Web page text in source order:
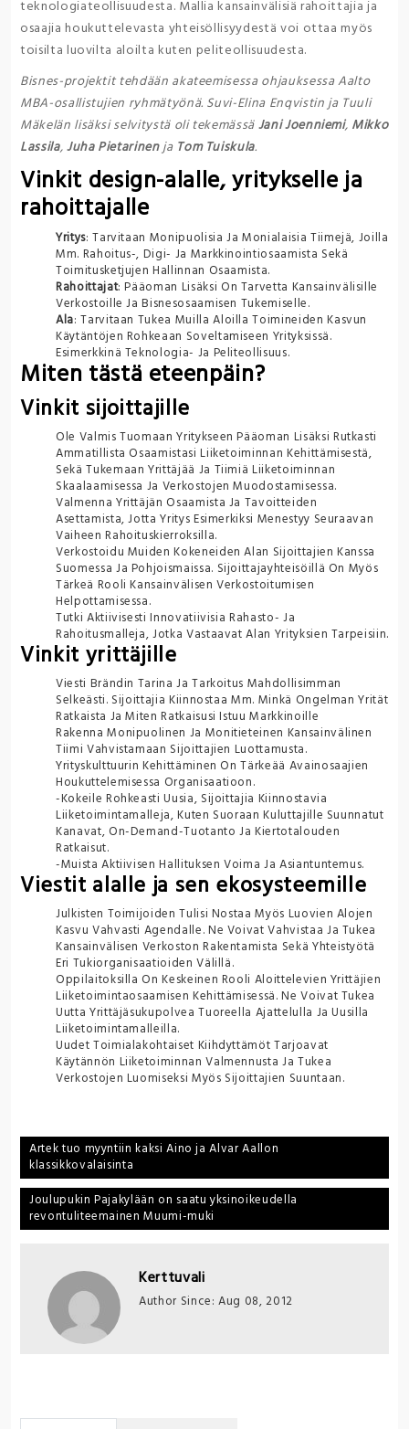
teknologiateollisuudesta. Mallia kansainvälisiä rahoittajia ja
osaajia houkuttelevasta yhteisöllisyydestä voi ottaa myös
toisilta luovilta aloilta kuten peliteollisuudesta.
Bisnes-projektit tehdään akateemisessa ohjauksessa Aalto
MBA-osallistujien ryhmätyönä. Suvi-Elina Enqvistin ja Tuuli
Mäkelän lisäksi selvitystä oli tekemässäJani Joenniemi, Mikko
Lassila,Juha Pietarinenja Tom Tuiskula.
Vinkit design-alalle, yritykselle ja
rahoittajalle
Yritys: Tarvitaan Monipuolisia Ja Monialaisia Tiimejä, Joilla
Mm. Rahoitus-, Digi- Ja Markkinointiosaamista Sekä
Toimitusketjujen Hallinnan Osaamista.
Rahoittajat: Pääoman Lisäksi On Tarvetta Kansainvälisille
Verkostoille Ja Bisnesosaamisen Tukemiselle.
Ala: Tarvitaan Tukea Muilla Aloilla Toimineiden Kasvun
Käytäntöjen Rohkeaan Soveltamiseen Yrityksissä.
Esimerkkinä Teknologia- Ja Peliteollisuus.
Miten tästä eteenpäin?
Vinkit sijoittajille
Ole Valmis Tuomaan Yritykseen Pääoman Lisäksi Rutkasti
Ammatillista Osaamistasi Liiketoiminnan Kehittämisestä,
Sekä Tukemaan Yrittäjää Ja Tiimiä Liiketoiminnan
Skaalaamisessa Ja Verkostojen Muodostamisessa.
Valmenna Yrittäjän Osaamista Ja Tavoitteiden
Asettamista, Jotta Yritys Esimerkiksi Menestyy Seuraavan
Vaiheen Rahoituskierroksilla.
Verkostoidu Muiden Kokeneiden Alan Sijoittajien Kanssa
Suomessa Ja Pohjoismaissa. Sijoittajayhteisöillä On Myös
Tärkeä Rooli Kansainvälisen Verkostoitumisen
Helpottamisessa.
Tutki Aktiivisesti Innovatiivisia Rahasto- Ja
Rahoitusmalleja, Jotka Vastaavat Alan Yrityksien Tarpeisiin.
Vinkit yrittäjille
Viesti Brändin Tarina Ja Tarkoitus Mahdollisimman
Selkeästi. Sijoittajia Kiinnostaa Mm. Minkä Ongelman Yrität
Ratkaista Ja Miten Ratkaisusi Istuu Markkinoille
Rakenna Monipuolinen Ja Monitieteinen Kansainvälinen
Tiimi Vahvistamaan Sijoittajien Luottamusta.
Yrityskulttuurin Kehittäminen On Tärkeää Avainosaajien
Houkuttelemisessa Organisaatioon.
-Kokeile Rohkeasti Uusia, Sijoittajia Kiinnostavia
Liiketoimintamalleja, Kuten Suoraan Kuluttajille Suunnatut
Kanavat, On-Demand-Tuotanto Ja Kiertotalouden
Ratkaisut.
-Muista Aktiivisen Hallituksen Voima Ja Asiantuntemus.
Viestit alalle ja sen ekosysteemille
Julkisten Toimijoiden Tulisi Nostaa Myös Luovien Alojen
Kasvu Vahvasti Agendalle. Ne Voivat Vahvistaa Ja Tukea
Kansainvälisen Verkoston Rakentamista Sekä Yhteistyötä
Eri Tukiorganisaatioiden Välillä.
Oppilaitoksilla On Keskeinen Rooli Aloittelevien Yrittäjien
Liiketoimintaosaamisen Kehittämisessä. Ne Voivat Tukea
Uutta Yrittäjäsukupolvea Tuoreella Ajattelulla Ja Uusilla
Liiketoimintamalleilla.
Uudet Toimialakohtaiset Kiihdyttämöt Tarjoavat
Käytännön Liiketoiminnan Valmennusta Ja Tukea
Verkostojen Luomiseksi Myös Sijoittajien Suuntaan.
Post
navigation
Artek tuo myyntiin kaksi Aino ja Alvar Aallon
klassikkovalaisinta
Joulupukin Pajakylään on saatu yksinoikeudella
revontuliteemainen Muumi-muki
Kerttuvali
Author Since: Aug 08, 2012